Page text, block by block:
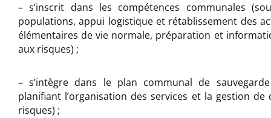
– s’inscrit dans les compétences communales
populations, appui logistique et rétablissement des
élémentaires de vie normale, préparation et
aux risques) ;
– s’intègre dans le plan communal de
planifiant l’organisation des services et la gestion de
risques) ;